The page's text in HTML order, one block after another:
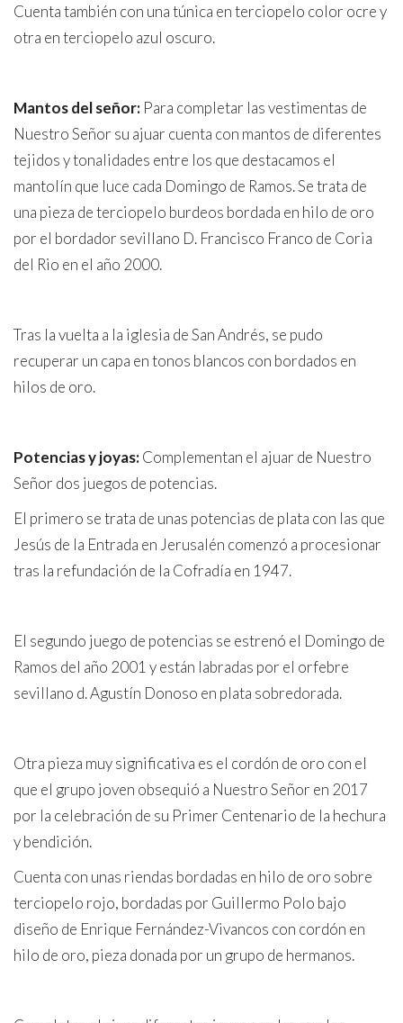
Cuenta también con una túnica en terciopelo color ocre y
otra en terciopelo azul oscuro.
Mantos del señor: Para completar las vestimentas de
Nuestro Señor su ajuar cuenta con mantos de diferentes
tejidos y tonalidades entre los que destacamos el
mantolín que luce cada Domingo de Ramos. Se trata de
una pieza de terciopelo burdeos bordada en hilo de oro
por el bordador sevillano D. Francisco Franco de Coria
del Rio en el año 2000.
Tras la vuelta a la iglesia de San Andrés, se pudo
recuperar un capa en tonos blancos con bordados en
hilos de oro.
Potencias y joyas:Complementan el ajuar de Nuestro
Señor dos juegos de potencias.
El primero se trata de unas potencias de plata con las que
Jesús de la Entrada en Jerusalén comenzó a procesionar
tras la refundación de la Cofradía en 1947.
El segundo juego de potencias se estrenó el Domingo de
Ramos del año 2001 y están labradas por el orfebre
sevillano d. Agustín Donoso en plata sobredorada.
Otra pieza muy significativa es el cordón de oro con el
que el grupo joven obsequió a Nuestro Señor en 2017
por la celebración de su Primer Centenario de la hechura
y bendición.
Cuenta con unas riendas bordadas en hilo de oro sobre
terciopelo rojo, bordadas por Guillermo Polo bajo
diseño de Enrique Fernández-Vivancos con cordón en
hilo de oro, pieza donada por un grupo de hermanos.